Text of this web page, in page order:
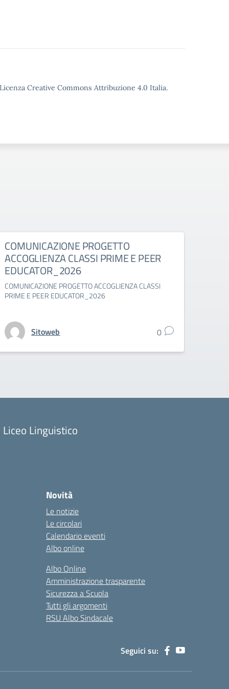
Creative Commons Attribuzione 4.0 Italia.
COMUNICAZIONE PROGETTO
ACCOGLIENZA CLASSI PRIME E PEER
EDUCATOR_2026
COMUNICAZIONE PROGETTO ACCOGLIENZA CLASSI
PRIME E PEER EDUCATOR_2026
Sitoweb 0
Linguistico
Novità
Le notizie
Le circolari
Calendario eventi
Albo online
Albo Online
Amministrazione trasparente
Sicurezza a Scuola
Tutti gli argomenti
RSU Albo Sindacale
Seguici su: